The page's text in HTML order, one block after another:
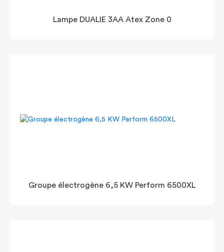
Lampe DUALIE 3AA Atex Zone 0
Groupe électrogène 6,5 KW Perform 6500XL